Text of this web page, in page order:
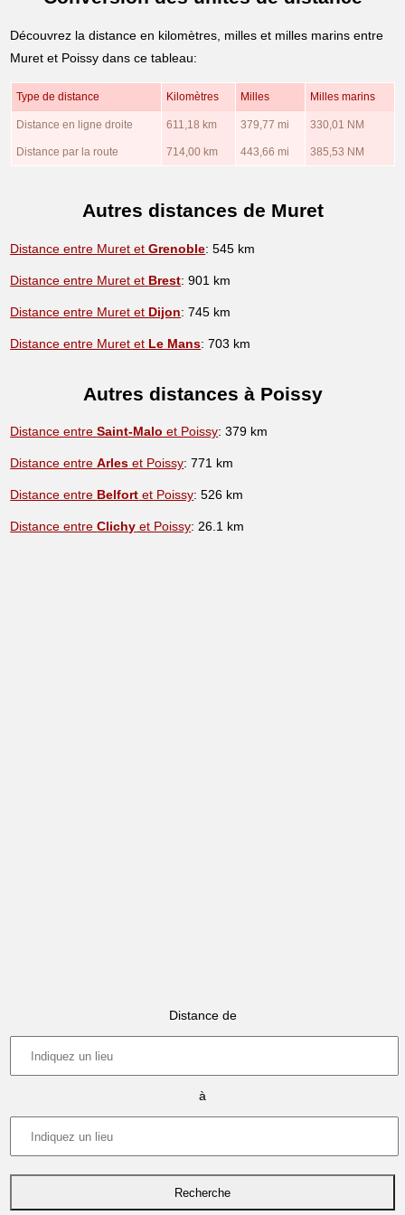
Découvrez la distance en kilomètres, milles et milles marins entre
Muret et Poissy dans ce tableau:
Type de distance Kilomètres Milles Milles marins
Distance en ligne droite 611,18 km 379,77 mi 330,01 NM
Distance par la route 714,00 km 443,66 mi 385,53 NM
Autres distances de Muret
Distance entre Muret etGrenoble: 545 km
Distance entre Muret et Brest: 901 km
Distance entre Muret et Dijon: 745 km
Distance entre Muret et Le Mans: 703 km
Autres distances à Poissy
Distance entreSaint-Malo et Poissy: 379 km
Distance entreArles et Poissy: 771 km
Distance entre Belfort et Poissy: 526 km
Distance entreClichy et Poissy: 26.1 km
Distance de
à